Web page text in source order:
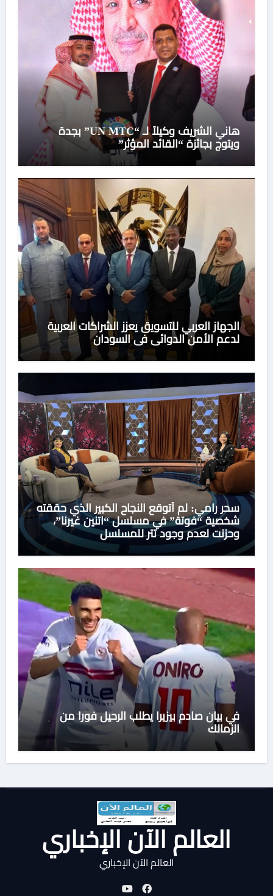
هاني الشريف وكيلاً لـ “UN MTC” بجدة
ويتوج بجائزة “القائد المؤثر”
الجهاز العربي للتسويق يعزز الشراكات العربية
لدعم الأمن الدوائي في السودان
سحر رامي: لم أتوقع النجاح الكبير الذي حققته
شخصية “فوتة” في مسلسل “اتنين غيرنا”،
وحزنت لعدم وجود تتر للمسلسل
في بيان صادم بيزيرا يطلب الرحيل فورا من
الزمالك
العالم الآن الإخباري
العالم الآن الإخباري